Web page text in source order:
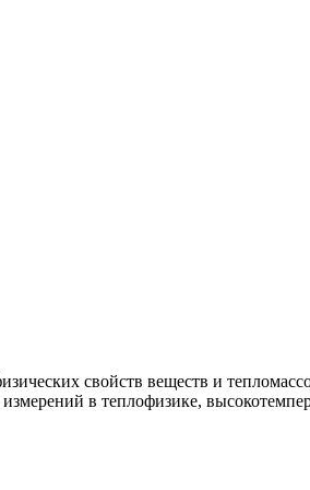
свойств веществ и
в теплофизике,